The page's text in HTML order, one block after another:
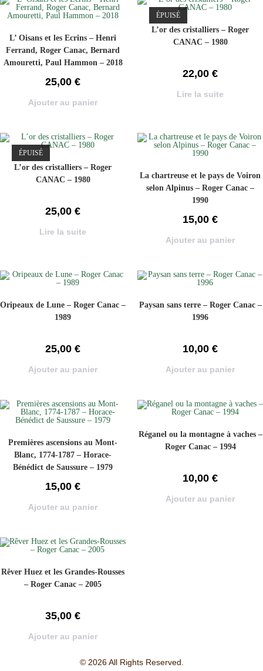
L’ Oisans et les Ecrins – Henri
Ferrand, Roger Canac, Bernard
Amouretti, Paul Hammon – 2018
25,00 €
Ajouter au panier
ÉPUISÉ
L’or des cristalliers – Roger
CANAC – 1980
22,00 €
Lire la suite
ÉPUISÉ
L’or des cristalliers – Roger
CANAC – 1980
25,00 €
Lire la suite
La chartreuse et le pays de Voiron
selon Alpinus – Roger Canac –
1990
15,00 €
Ajouter au panier
Oripeaux de Lune – Roger Canac –
1989
25,00 €
Ajouter au panier
Paysan sans terre – Roger Canac –
1996
10,00 €
Ajouter au panier
Premières ascensions au Mont-
Blanc, 1774-1787 – Horace-
Bénédict de Saussure – 1979
15,00 €
Ajouter au panier
Réganel ou la montagne à vaches –
Roger Canac – 1994
10,00 €
Ajouter au panier
Rêver Huez et les Grandes-Rousses
– Roger Canac – 2005
35,00 €
Ajouter au panier
© 2026 All Rights Reserved.